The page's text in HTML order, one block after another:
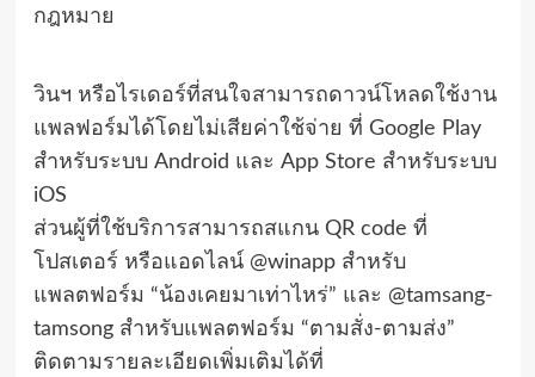
กฎหมาย
วินฯ หรือไรเดอร์ที่สนใจสามารถดาวน์โหลดใช้งาน
แพลฟอร์มได้โดยไม่เสียค่าใช้จ่าย ที่ Google Play
สำหรับระบบ Android และ App Store สำหรับระบบ
iOS
ส่วนผู้ที่ใช้บริการสามารถสแกน QR code ที่
โปสเตอร์ หรือแอดไลน์ @winapp สำหรับ
แพลตฟอร์ม “น้องเคยมาเท่าไหร่” และ @tamsang-
tamsong สำหรับแพลตฟอร์ม “ตามสั่ง-ตามส่ง”
ติดตามรายละเอียดเพิ่มเติมได้ที่